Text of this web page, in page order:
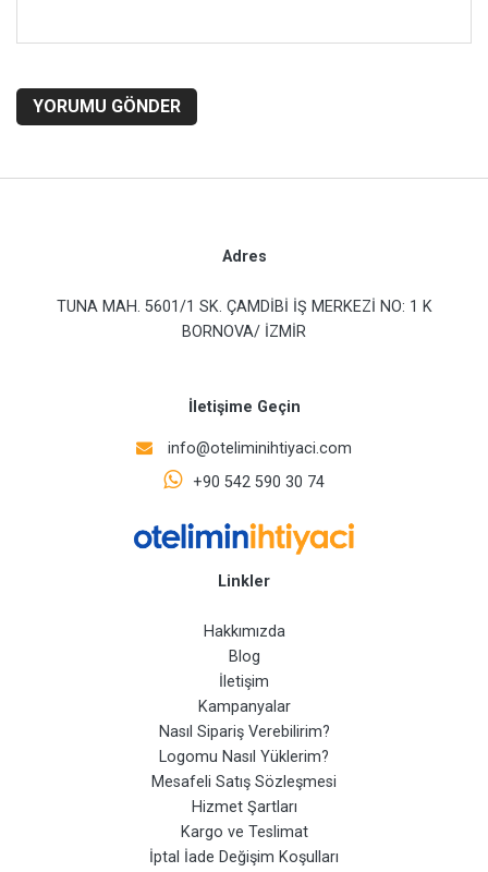
YORUMU GÖNDER
Adres
TUNA MAH. 5601/1 SK. ÇAMDİBİ İŞ MERKEZİ NO: 1 K
BORNOVA/ İZMİR
İletişime Geçin
info@oteliminihtiyaci.com
+90 542 590 30 74
Linkler
Hakkımızda
Blog
İletişim
Kampanyalar
Nasıl Sipariş Verebilirim?
Logomu Nasıl Yüklerim?
Mesafeli Satış Sözleşmesi
Hizmet Şartları
Kargo ve Teslimat
İptal İade Değişim Koşulları